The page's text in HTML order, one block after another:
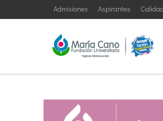
Calidad
Aspirantes
Admisiones